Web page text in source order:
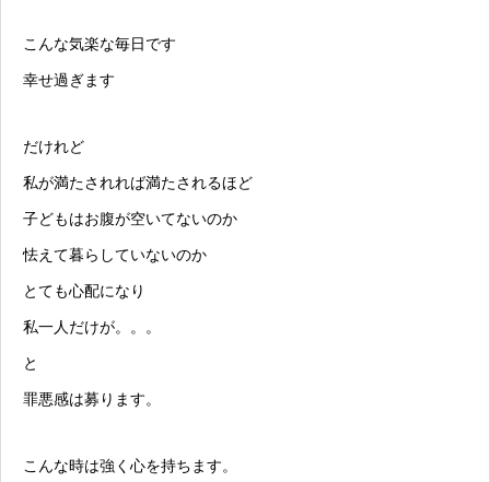
こんな気楽な毎日です
幸せ過ぎます
だけれど
私が満たされれば満たされるほど
子どもはお腹が空いてないのか
怯えて暮らしていないのか
とても心配になり
私一人だけが。。。
と
罪悪感は募ります。
こんな時は強く心を持ちます。